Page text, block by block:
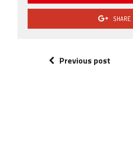
SHARE
Previous post